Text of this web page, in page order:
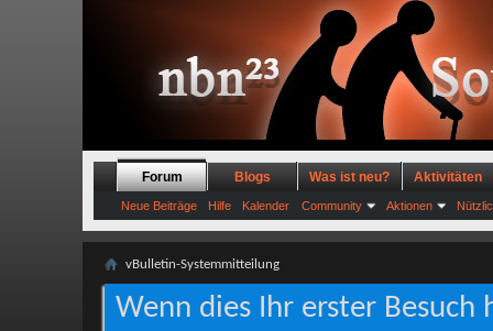
Forum
Neue Beiträge Hilfe Kalender Community Aktionen
Blogs Was ist neu? Aktivitäten
vBulletin-Systemmitteilung
Wenn dies Ihr erster Besuch